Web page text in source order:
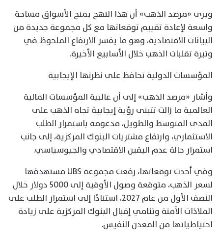
ويرى «مرصد الذهب» أن هذا النهج يمنح الأسواق مساحة
واسعة لإعادة تقييم توقعاتها مع كل مجموعة جديدة من
البيانات الاقتصادية، وهو ما يفسر الارتفاع الملحوظ في
وتيرة تقلبات الذهب خلال الأسابيع الأخيرة.
المؤسسات الدولية تحافظ على نظرتها الإيجابية
وأشار «مرصد الذهب» إلى أن غالبية المؤسسات المالية
العالمية ما زالت تتبنى رؤية إيجابية تجاه الذهب على
المدى المتوسط والطويل، مدعومة باستمرار الطلب
الاستثماري، وارتفاع مشتريات البنوك المركزية، إلى جانب
استمرار حالة عدم اليقين الاقتصادي والجيوسياسي.
وفي أحدث توقعاتها، رفعت مجموعة UBS مستهدفها
لسعر الذهب، متوقعة وصول الأوقية إلى 5000 دولار خلال
النصف الأول من عام 2027، استنادًا إلى استمرار الطلب على
الملاذات الآمنة وتنامي إقبال البنوك المركزية على زيادة
احتياطياتها من المعدن النفيس.